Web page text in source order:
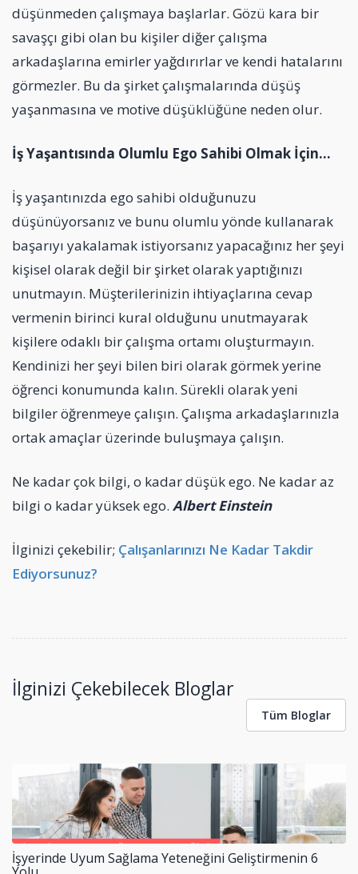
düşünmeden çalışmaya başlarlar. Gözü kara bir
savaşçı gibi olan bu kişiler diğer çalışma
arkadaşlarına emirler yağdırırlar ve kendi hatalarını
görmezler. Bu da şirket çalışmalarında düşüş
yaşanmasına ve motive düşüklüğüne neden olur.
İş Yaşantısında Olumlu Ego Sahibi Olmak İçin…
İş yaşantınızda ego sahibi olduğunuzu
düşünüyorsanız ve bunu olumlu yönde kullanarak
başarıyı yakalamak istiyorsanız yapacağınız her şeyi
kişisel olarak değil bir şirket olarak yaptığınızı
unutmayın. Müşterilerinizin ihtiyaçlarına cevap
vermenin birinci kural olduğunu unutmayarak
kişilere odaklı bir çalışma ortamı oluşturmayın.
Kendinizi her şeyi bilen biri olarak görmek yerine
öğrenci konumunda kalın. Sürekli olarak yeni
bilgiler öğrenmeye çalışın. Çalışma arkadaşlarınızla
ortak amaçlar üzerinde buluşmaya çalışın.
Ne kadar çok bilgi, o kadar düşük ego. Ne kadar az
bilgi o kadar yüksek ego. Albert Einstein
İlginizi çekebilir; Çalışanlarınızı Ne Kadar Takdir
Ediyorsunuz?
İlginizi Çekebilecek Bloglar
Tüm Bloglar
İşyerinde Uyum Sağlama Yeteneğini Geliştirmenin 6